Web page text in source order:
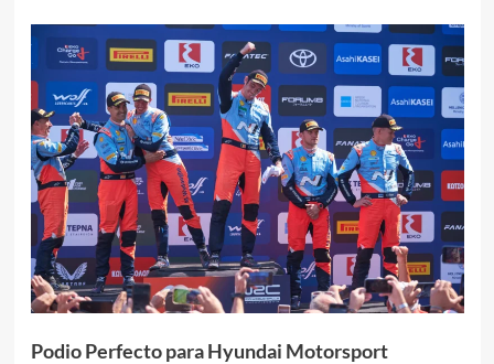
Podio Perfecto para Hyundai Motorsport